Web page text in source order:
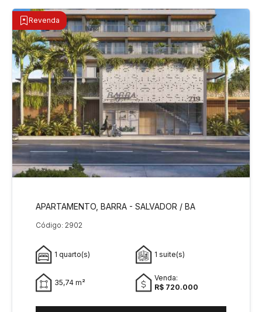
Revenda
APARTAMENTO, BARRA - SALVADOR / BA
Código: 2902
1 quarto(s) 1 suite(s)
35,74 m²
Venda:
R$ 720.000